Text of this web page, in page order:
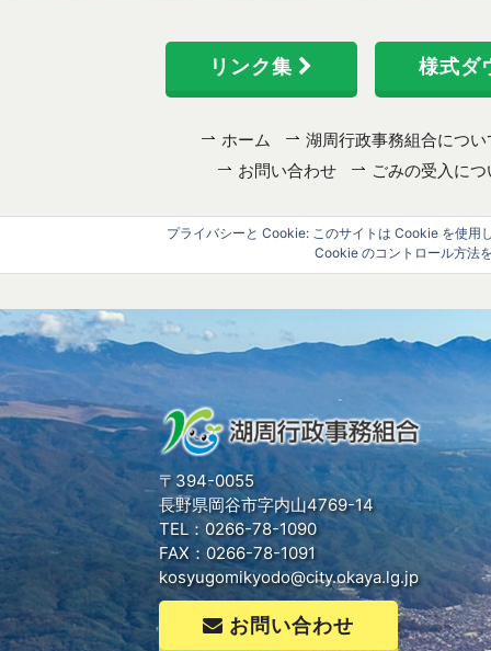
リンク集 様式ダ
ホーム
湖周行政事務組合につい
お問い合わせ
ごみの受入につ
プライバシーと Cookie: このサイトは Cookie を使用
Cookie のコントロール方法
〒394-0055
長野県岡谷市字内山4769-14
TEL：0266-78-1090
FAX：0266-78-1091
kosyugomikyodo@city.okaya.lg.jp
お問い合わせ